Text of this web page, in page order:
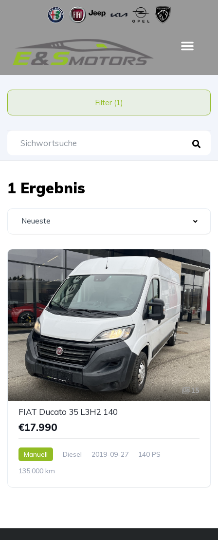
Filter (1)
1 Ergebnis
Neueste
15
FIAT Ducato 35 L3H2 140
€17.990
Manuell Diesel 2019-09-27
140 PS
135.000 km